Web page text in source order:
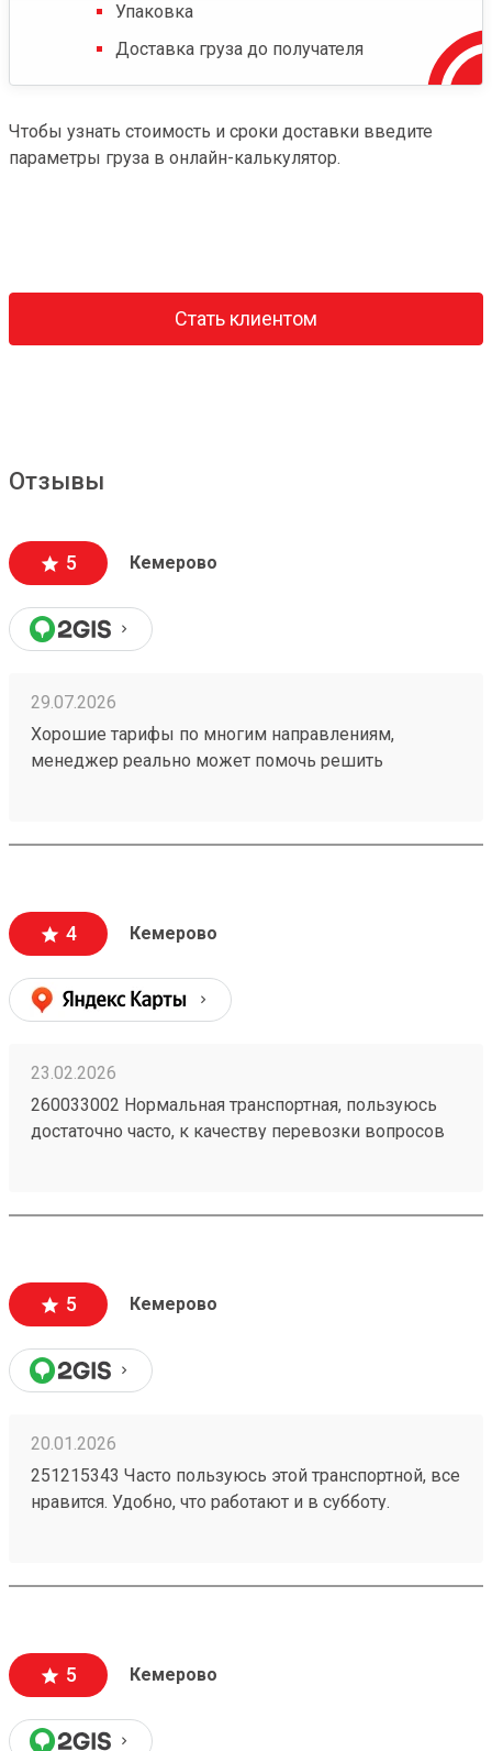
Упаковка
Доставка груза до получателя
Чтобы узнать стоимость и сроки доставки введите
параметры груза в онлайн-калькулятор.
Стать клиентом
Отзывы
5 Кемерово
29.07.2026
Хорошие тарифы по многим направлениям,
менеджер реально может помочь решить
менеджеру Татьяне
4 Кемерово
23.02.2026
260033002 Нормальная транспортная, пользуюсь
достаточно часто, к качеству перевозки вопросов
приложении.
5 Кемерово
20.01.2026
251215343 Часто пользуюсь этой транспортной, все
нравится. Удобно, что работают и в субботу.
5 Кемерово